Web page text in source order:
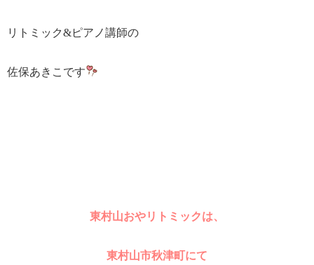
リトミック&ピアノ講師の
佐保あきこです
東村山おやリトミックは、
東村山市秋津町にて